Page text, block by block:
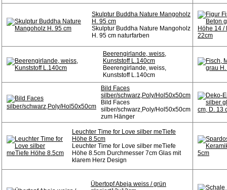
Skulptur Buddha Nature Mangoholz
H. 95 cm
Skulptur Buddha Nature Mangoholz
H. 95 cm naturfarben
Beerengirlande, weiss,
Kunststoff L.140cm
Beerengirlande, weiss,
Kunststoff L.140cm
Bild Faces
silber/schwarz,Poly/Hol50x50cm
Bild Faces
silber/schwarz,Poly/Hol50x50cm
zum Hänger
Leuchter Time for Love silber meTiefe
Höhe 8.5cm
Leuchter Time for Love silber meTiefe
Höhe 8.5cm Durchmesser 7cm Glas mit
klarem Herz Design
Übertopf Abeja weiss / grün